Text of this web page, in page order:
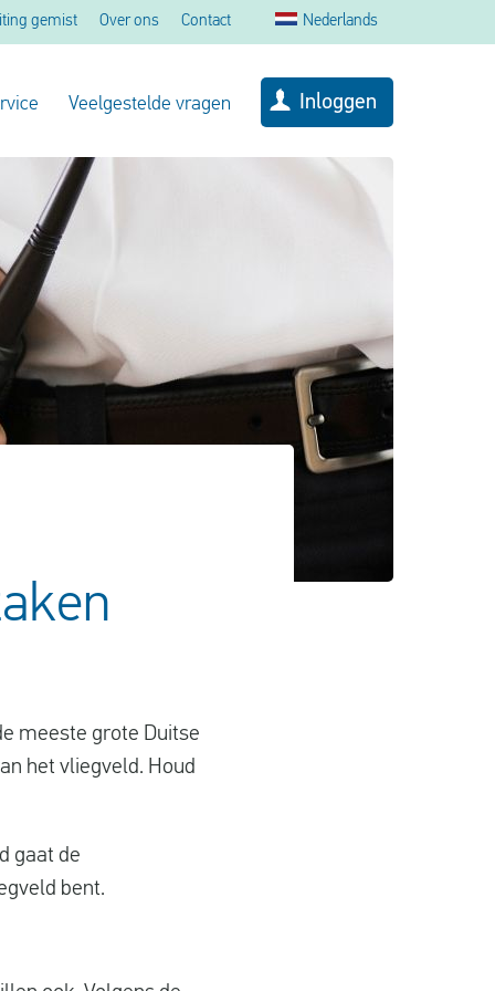
gemist Over ons Contact Nederlands
Veelgestelde vragen Inloggen
meeste grote Duitse
het vliegveld. Houd
gaat de
bent.